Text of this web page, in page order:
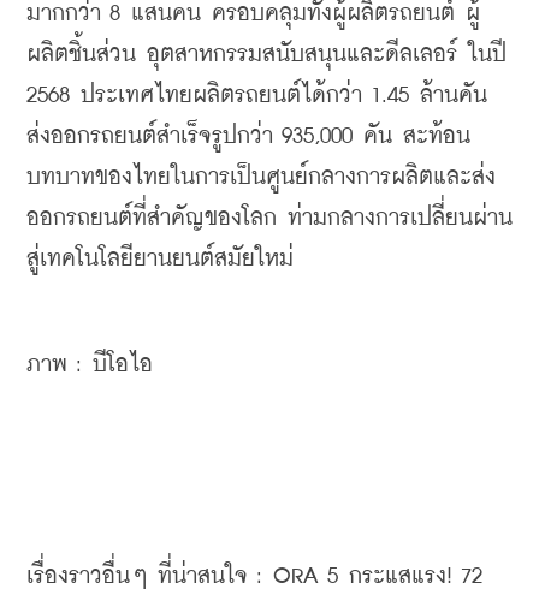
มากกว่า 8 แสนคน ครอบคลุมทั้งผู้ผลิตรถยนต์ ผู้
ผลิตชิ้นส่วน อุตสาหกรรมสนับสนุนและดีลเลอร์ ในปี
2568 ประเทศไทยผลิตรถยนต์ได้กว่า 1.45 ล้านคัน
ส่งออกรถยนต์สำเร็จรูปกว่า 935,000 คัน สะท้อน
บทบาทของไทยในการเป็นศูนย์กลางการผลิตและส่ง
ออกรถยนต์ที่สำคัญของโลก ท่ามกลางการเปลี่ยนผ่าน
สู่เทคโนโลยียานยนต์สมัยใหม่
ภาพ : บีโอไอ
เรื่องราวอื่นๆ ที่น่าสนใจ : ORA 5 กระแสแรง! 72